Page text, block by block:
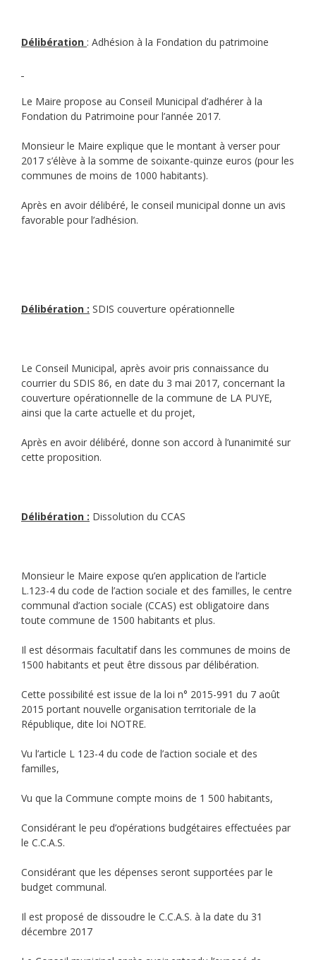
Délibération : Adhésion à la Fondation du patrimoine
Le Maire propose au Conseil Municipal d’adhérer à la
Fondation du Patrimoine pour l’année 2017.
Monsieur le Maire explique que le montant à verser pour
2017 s’élève à la somme de soixante-quinze euros (pour les
communes de moins de 1000 habitants).
Après en avoir délibéré, le conseil municipal donne un avis
favorable pour l’adhésion.
Délibération : SDIS couverture opérationnelle
Le Conseil Municipal, après avoir pris connaissance du
courrier du SDIS 86, en date du 3 mai 2017, concernant la
couverture opérationnelle de la commune de LA PUYE,
ainsi que la carte actuelle et du projet,
Après en avoir délibéré, donne son accord à l’unanimité sur
cette proposition.
Délibération : Dissolution du CCAS
Monsieur le Maire expose qu’en application de l’article
L.123-4 du code de l’action sociale et des familles, le centre
communal d’action sociale (CCAS) est obligatoire dans
toute commune de 1500 habitants et plus.
Il est désormais facultatif dans les communes de moins de
1500 habitants et peut être dissous par délibération.
Cette possibilité est issue de la loi n° 2015-991 du 7 août
2015 portant nouvelle organisation territoriale de la
République, dite loi NOTRE.
Vu l’article L 123-4 du code de l’action sociale et des
familles,
Vu que la Commune compte moins de 1 500 habitants,
Considérant le peu d’opérations budgétaires effectuées par
le C.C.A.S.
Considérant que les dépenses seront supportées par le
budget communal.
Il est proposé de dissoudre le C.C.A.S. à la date du 31
décembre 2017